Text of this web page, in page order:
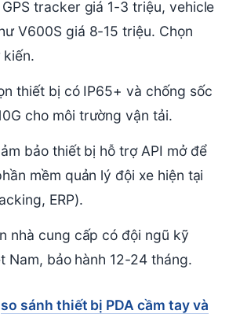
GPS tracker giá 1-3 triệu, vehicle
V600S giá 8-15 triệu. Chọn
kiến.
thiết bị có IP65+ và chống sốc
cho môi trường vận tải.
bảo thiết bị hỗ trợ API mở để
mềm quản lý đội xe hiện tại
ERP).
nhà cung cấp có đội ngũ kỹ
Nam, bảo hành 12-24 tháng.
so sánh thiết bị PDA cầm tay và